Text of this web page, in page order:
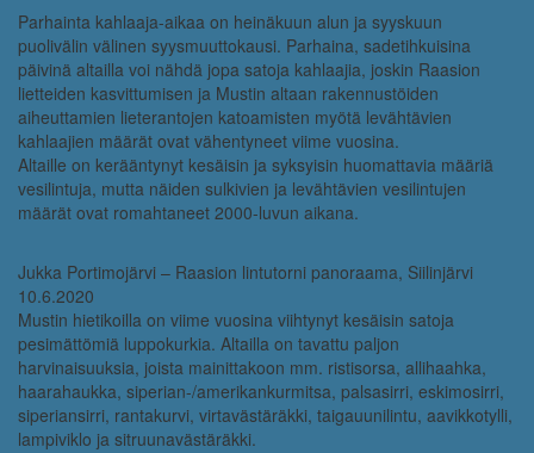
Parhainta kahlaaja-aikaa on heinäkuun alun ja syyskuun
puolivälin välinen syysmuuttokausi. Parhaina, sadetihkuisina
päivinä altailla voi nähdä jopa satoja kahlaajia, joskin Raasion
lietteiden kasvittumisen ja Mustin altaan rakennustöiden
aiheuttamien lieterantojen katoamisten myötä levähtävien
kahlaajien määrät ovat vähentyneet viime vuosina.
Altaille on kerääntynyt kesäisin ja syksyisin huomattavia määriä
vesilintuja, mutta näiden sulkivien ja levähtävien vesilintujen
määrät ovat romahtaneet 2000-luvun aikana.
Jukka Portimojärvi – Raasion lintutorni panoraama, Siilinjärvi
10.6.2020
Mustin hietikoilla on viime vuosina viihtynyt kesäisin satoja
pesimättömiä luppokurkia. Altailla on tavattu paljon
harvinaisuuksia, joista mainittakoon mm. ristisorsa, allihaahka,
haarahaukka, siperian-/amerikankurmitsa, palsasirri, eskimosirri,
siperiansirri, rantakurvi, virtavästäräkki, taigauunilintu, aavikkotylli,
lampiviklo ja sitruunavästäräkki.